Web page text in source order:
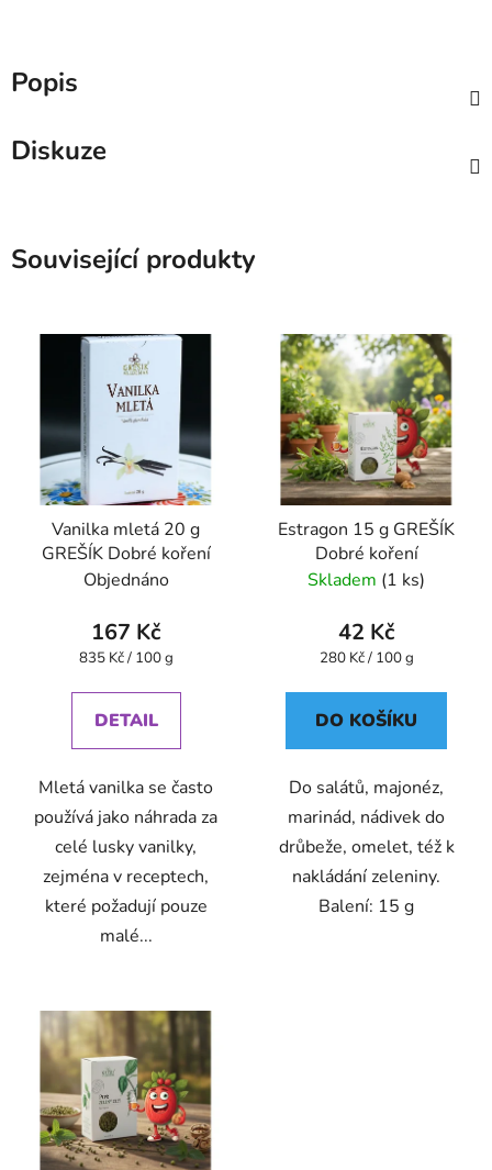
Popis
Diskuze
Související produkty
Vanilka mletá 20 g
GREŠÍK Dobré koření
Objednáno
167 Kč
Měrná
835 Kč / 100 g
DETAIL
Mletá vanilka se často
používá jako náhrada za
celé lusky vanilky,
zejména v receptech,
které požadují pouze
malé...
Estragon 15 g GREŠÍK
Dobré koření
Skladem (1 ks)
42 Kč
Měrná
280 Kč / 100 g
DO KOŠÍKU
Do salátů, majonéz,
marinád, nádivek do
drůbeže, omelet, též k
nakládání zeleniny.
Balení: 15 g